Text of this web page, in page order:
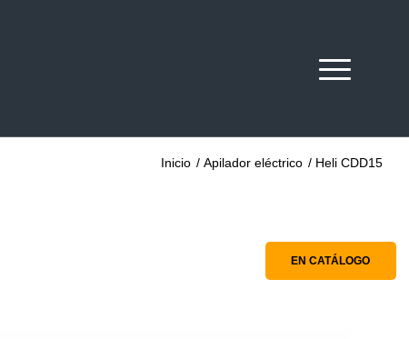
Inicio / Apilador eléctrico / Heli CDD15
EN CATÁLOGO